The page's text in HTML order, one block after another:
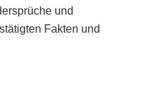
und
Fakten und